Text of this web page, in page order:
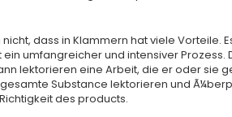
dass in Klammern hat viele Vorteile.
ein umfangreicher und intensiver
lektorieren eine Arbeit, die er oder sie
Substance lektorieren und
des products.